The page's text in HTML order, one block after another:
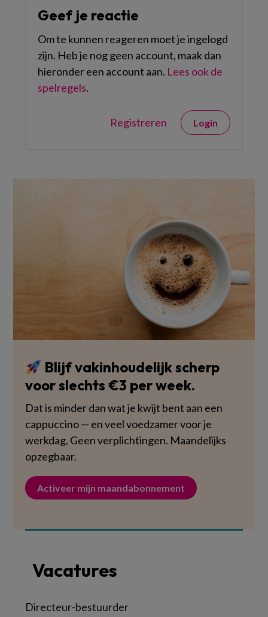
Geef je reactie
Om te kunnen reageren moet je ingelogd
zijn. Heb je nog geen account, maak dan
hieronder een account aan. Lees ook de
spelregels.
Registreren Login
Blijf vakinhoudelijk scherp
voor slechts €3 per week.
Dat is minder dan wat je kwijt bent aan een
cappuccino — en veel voedzamer voor je
werkdag. Geen verplichtingen. Maandelijks
opzegbaar.
Activeer mijn maandabonnement
Vacatures
Directeur-bestuurder